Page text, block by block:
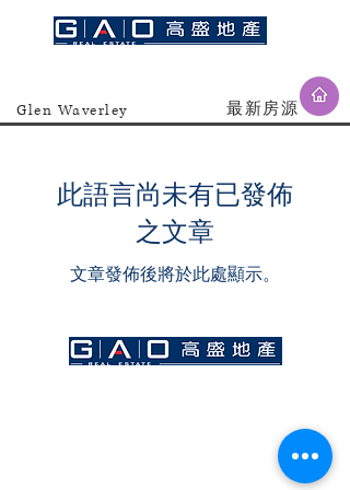
Glen Waverley ​最新房源
此語言尚未有已發佈
之文章
文章發佈後將於此處顯示。